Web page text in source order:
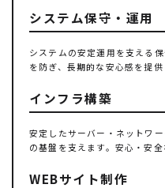
システム保守・運用
システムの安定運用を支える
を防ぎ、長期的な安心感を提供
インフラ構築
安定したサーバー・ネットワ
の基盤を支えます。安心・安全
WEBサイト制作